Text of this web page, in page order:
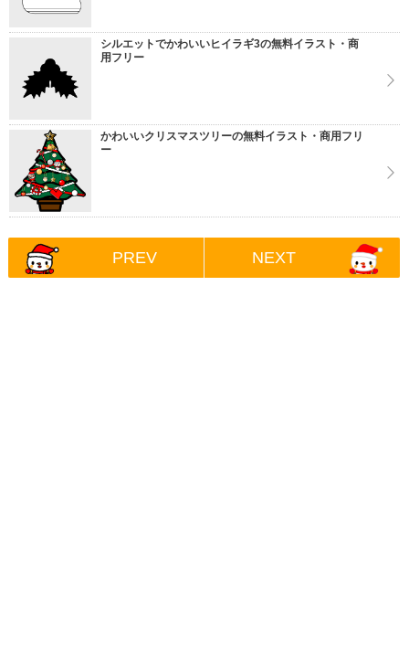
シルエットでかわいいヒイラギ3の無料イラスト・商
用フリー
かわいいクリスマスツリーの無料イラスト・商用フリ
ー
PREV NEXT